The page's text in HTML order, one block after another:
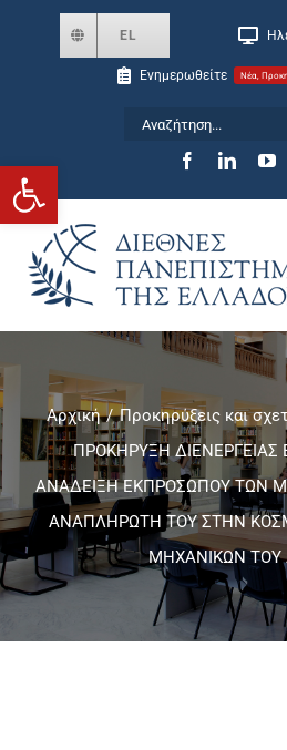
Ανοίξτε τη γραμμή εργαλείων
EL
Ενημερωθείτε Νέα,
Αναζήτηση
Σχολές και Τμήματα
Μεταπτυχιακά
Πανεπιστημιακές Μονάδες
Αρχική
Προκηρύξεις και
ΠΡΟΚΗΡΥΞΗ ΔΙΕΝΕΡΓΕΙΑΣ
ΑΝΑΔΕΙΞΗ ΕΚΠΡΟΣΩΠΟΥ ΤΩΝ
ΑΝΑΠΛΗΡΩΤΗ ΤΟΥ ΣΤΗΝ
ΜΗΧΑΝΙΚΩΝ ΤΟΥ